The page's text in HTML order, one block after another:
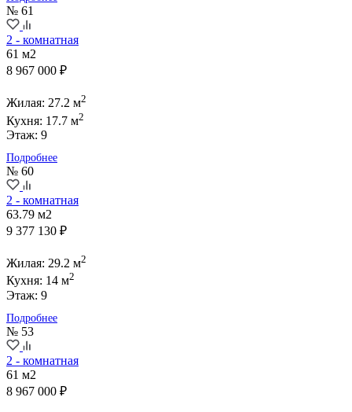
№ 61
2 - комнатная
61 м2
8 967 000 ₽
Жилая: 27.2 м2
Кухня: 17.7 м2
Этаж: 9
Подробнее
№ 60
2 - комнатная
63.79 м2
9 377 130 ₽
Жилая: 29.2 м2
Кухня: 14 м2
Этаж: 9
Подробнее
№ 53
2 - комнатная
61 м2
8 967 000 ₽